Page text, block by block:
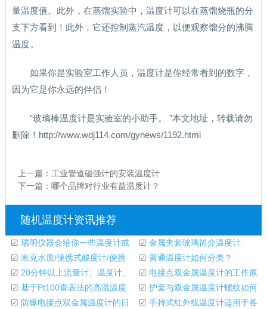
量温度值。此外，在蒸馏实验中，温度计可以在蒸馏烧瓶的分
支下方看到！此外，它还控制蒸汽温度，以便观察馏分的沸腾
温度。
如果你是实验室工作人员，温度计是你经常看到的数字，
因为它是你永远的伴侣！
“玻璃棒温度计是实验室的小助手。 ”本文地址，转载请勿
删除！http://www.wdj114.com/gynews/1192.html
上一篇： 工业管道磁强计的安装温度计
下一篇： 哪个品牌对行业有益温度计？
随机温度计资讯推荐
☑ 瑞明仪器会给你一些温度计或
水星温度计
☑ 金属夹套玻璃简介温度计
☑ 米克水质/便携式酸度计/便携
式酸度计/温度计
☑ 普通温度计如何分类？
☑ 20分钟以上流量计、温度计、
压力表和液位计
☑ 电接点双金属温度计的工作原
理和基本用途
☑ 基于Pt100查表法的高温温度
计设计
☑ 护套与双金属温度计螺纹如何
匹配
☑ 防爆电接点双金属温度计的日 ☑ 手持式红外线温度计适用于各